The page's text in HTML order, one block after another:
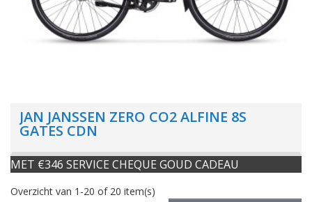
JAN JANSSEN ZERO CO2 ALFINE 8S
GATES CDN
MET €346 SERVICE CHEQUE GOUD CADEAU
Overzicht van 1-20 of 20 item(s)